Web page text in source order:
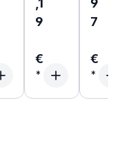
,1
9
€
9
7
€